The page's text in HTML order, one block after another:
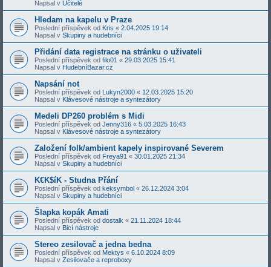
Napsal v Učitelé
Hledam na kapelu v Praze
Poslední příspěvek od Kris « 2.04.2025 19:14
Napsal v Skupiny a hudebníci
Přidání data registrace na stránku o uživateli
Poslední příspěvek od filo01 « 29.03.2025 15:41
Napsal v HudebníBazar.cz
Napsání not
Poslední příspěvek od Lukyn2000 « 12.03.2025 15:20
Napsal v Klávesové nástroje a syntezátory
Medeli DP260 problém s Midi
Poslední příspěvek od Jenny316 « 5.03.2025 16:43
Napsal v Klávesové nástroje a syntezátory
Založení folk/ambient kapely inspirované Severem
Poslední příspěvek od Freya91 « 30.01.2025 21:34
Napsal v Skupiny a hudebníci
K€K$íK - Studna Přání
Poslední příspěvek od keksymbol « 26.12.2024 3:04
Napsal v Skupiny a hudebníci
Šlapka kopák Amati
Poslední příspěvek od dostalk « 21.11.2024 18:44
Napsal v Bicí nástroje
Stereo zesilovač a jedna bedna
Poslední příspěvek od Mektys « 6.10.2024 8:09
Napsal v Zesilovače a reproboxy